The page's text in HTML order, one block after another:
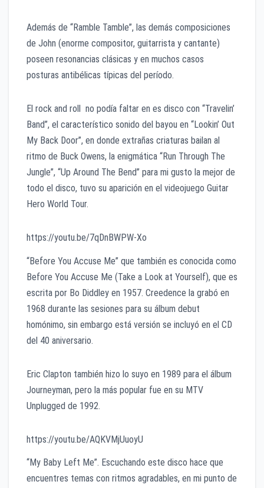
Además de “Ramble Tamble”, las demás composiciones
de John (enorme compositor, guitarrista y cantante)
poseen resonancias clásicas y en muchos casos
posturas antibélicas típicas del período.
El rock and roll no podía faltar en es disco con “Travelin’
Band”, el característico sonido del bayou en “Lookin’ Out
My Back Door”, en donde extrañas criaturas bailan al
ritmo de Buck Owens, la enigmática “Run Through The
Jungle”, “Up Around The Bend” para mi gusto la mejor de
todo el disco, tuvo su aparición en el videojuego Guitar
Hero World Tour.
https://youtu.be/7qDnBWPW-Xo
“Before You Accuse Me” que también es conocida como
Before You Accuse Me (Take a Look at Yourself), que es
escrita por Bo Diddley en 1957. Creedence la grabó en
1968 durante las sesiones para su álbum debut
homónimo, sin embargo está versión se incluyó en el CD
del 40 aniversario.
Eric Clapton también hizo lo suyo en 1989 para el álbum
Journeyman, pero la más popular fue en su MTV
Unplugged de 1992.
https://youtu.be/AQKVMjUuoyU
“My Baby Left Me”. Escuchando este disco hace que
encuentres temas con ritmos agradables, en mi punto de